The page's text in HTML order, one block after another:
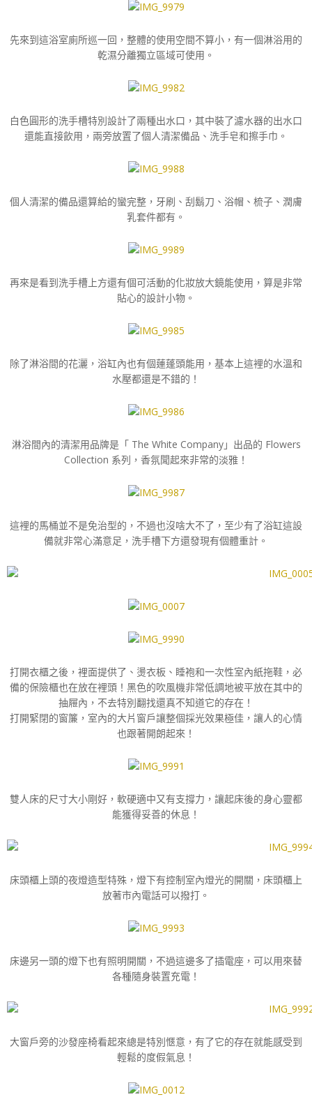
先來到這浴室廁所巡一回，整體的使用空間不算小，有一個淋浴用的
乾濕分離獨立區域可使用。
白色圓形的洗手槽特別設計了兩種出水口，其中裝了濾水器的出水口
還能直接飲用，兩旁放置了個人清潔備品、洗手皂和擦手巾。
個人清潔的備品還算給的蠻完整，牙刷、刮鬍刀、浴帽、梳子、潤膚
乳套件都有。
再來是看到洗手槽上方還有個可活動的化妝放大鏡能使用，算是非常
貼心的設計小物。
除了淋浴間的花灑，浴缸內也有個蓮蓬頭能用，基本上這裡的水溫和
水壓都還是不錯的！
淋浴間內的清潔用品牌是「 The White Company」出品的 Flowers
Collection 系列，香氛聞起來非常的淡雅！
這裡的馬桶並不是免治型的，不過也沒啥大不了，至少有了浴缸這設
備就非常心滿意足，洗手槽下方還發現有個體重計。
打開衣櫃之後，裡面提供了、燙衣板、睡袍和一次性室內紙拖鞋，必
備的保險櫃也在放在裡頭！ 黑色的吹風機非常低調地被平放在其中的
抽屜內，不去特別翻找還真不知道它的存在！
打開緊閉的窗簾，室內的大片窗戶讓整個採光效果極佳，讓人的心情
也跟著開朗起來！
雙人床的尺寸大小剛好，軟硬適中又有支撐力，讓起床後的身心靈都
能獲得妥善的休息！
床頭櫃上頭的夜燈造型特殊，燈下有控制室內燈光的開關，床頭櫃上
放著市內電話可以撥打。
床邊另一頭的燈下也有照明開關，不過這邊多了插電座，可以用來替
各種隨身裝置充電！
大窗戶旁的沙發座椅看起來總是特別愜意，有了它的存在就能感受到
輕鬆的度假氣息！